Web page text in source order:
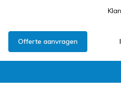
Offerte aanvragen